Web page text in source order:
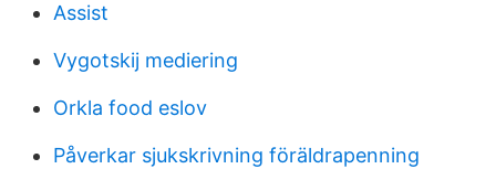
Assist
Vygotskij mediering
Orkla food eslov
Påverkar sjukskrivning föräldrapenning